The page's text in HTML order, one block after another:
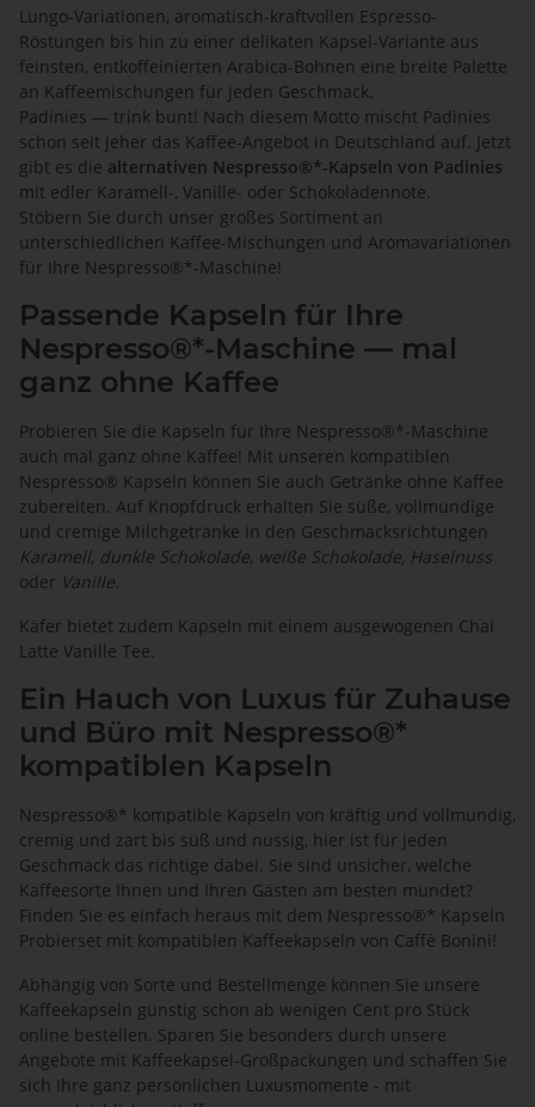
Lungo-Variationen, aromatisch-kraftvollen Espresso-
Röstungen bis hin zu einer delikaten Kapsel-Variante aus
feinsten, entkoffeinierten Arabica-Bohnen eine breite Palette
an Kaffeemischungen für jeden Geschmack.
Padinies — trink bunt! Nach diesem Motto mischt Padinies
schon seit jeher das Kaffee-Angebot in Deutschland auf. Jetzt
gibt es die alternativen Nespresso®*-Kapseln von Padinies
mit edler Karamell-, Vanille- oder Schokoladennote.
Stöbern Sie durch unser großes Sortiment an
unterschiedlichen Kaffee-Mischungen und Aromavariationen
für Ihre Nespresso®*-Maschine!
Passende Kapseln für Ihre
Nespresso®*-Maschine — mal
ganz ohne Kaffee
Probieren Sie die Kapseln für Ihre Nespresso®*-Maschine
auch mal ganz ohne Kaffee! Mit unseren kompatiblen
Nespresso® Kapseln können Sie auch Getränke ohne Kaffee
zubereiten. Auf Knopfdruck erhalten Sie süße, vollmundige
und cremige Milchgetränke in den Geschmacksrichtungen
Karamell, dunkle Schokolade, weiße Schokolade, Haselnuss
oder Vanille
Käfer bietet zudem Kapseln mit einem ausgewogenen Chai
Latte Vanille Tee.
Ein Hauch von Luxus für Zuhause
und Büro mit Nespresso®*
kompatiblen Kapseln
Nespresso®* kompatible Kapseln von kräftig und vollmundig,
cremig und zart bis süß und nussig, hier ist für jeden
Geschmack das richtige dabei. Sie sind unsicher, welche
Kaffeesorte Ihnen und Ihren Gästen am besten mundet?
Finden Sie es einfach heraus mit dem Nespresso®* Kapseln
Probierset mit kompatiblen Kaffeekapseln von Caffè Bonini!
Abhängig von Sorte und Bestellmenge können Sie unsere
Kaffeekapseln günstig schon ab wenigen Cent pro Stück
online bestellen. Sparen Sie besonders durch unsere
Angebote mit Kaffeekapsel-Großpackungen und schaffen Sie
sich Ihre ganz persönlichen Luxusmomente - mit